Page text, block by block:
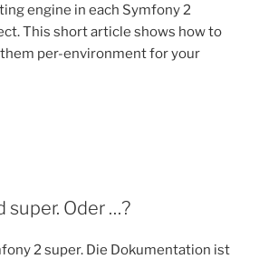
engine in each Symfony 2
This short article shows how to
per-environment for your
super. Oder …?
2 super. Die Dokumentation ist